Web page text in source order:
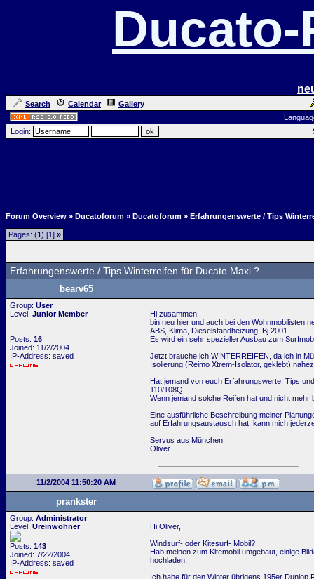
Search Calendar
Gallery
Login:
Forum Overview » Ducatoforum » Ducatoforum » Erfahrungenswerte / Tips
Pages: (1) [1] »
Erfahrungenswerte / Tips Winterreifen für Ducato Maxi ?
bearv65
Group: User
Level: Junior Member
Posts: 16
Joined: 11/2/2004
IP-Address: saved
Hi zusammen,
bin neu hier und auch bei den Wohnmobilisten
ABS, Klima, Dieselstandheizung, Bj 2001.
Es wird ein sehr spezieller Ausbau zum
Jetzt brauche ich WINTERREIFEN, da ich in
Isolierung (Reimo Xtrem-Isolator, geklebt)
Hat jemand von euch Erfahrungswerte, Tips
110/108Q
Wenn jemand solche Reifen hat und nicht
Eine ausführliche Beschreibung meiner
auf Erfahrungsaustausch hat, kann mich
Servus aus München!
Oliver
11/2/2004 11:50:20 AM
prankster
Group: Administrator
Level: Ureinwohner
Posts: 143
Joined: 7/22/2004
IP-Address: saved
Hi Oliver,
Windsurf- oder Kitesurf- Mobil?
Hab meinen zum Kitemobil umgebaut, einige
hochladen.
Ich habe für den Winter übrigens 195er Dunlop